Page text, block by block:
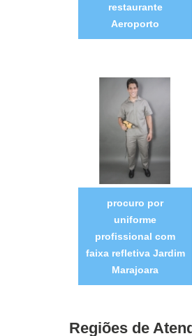
restaurante
Aeroporto
procuro por
uniforme
profissional com
faixa refletiva Jardim
Marajoara
Regiões de